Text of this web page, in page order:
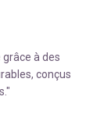
à des
conçus